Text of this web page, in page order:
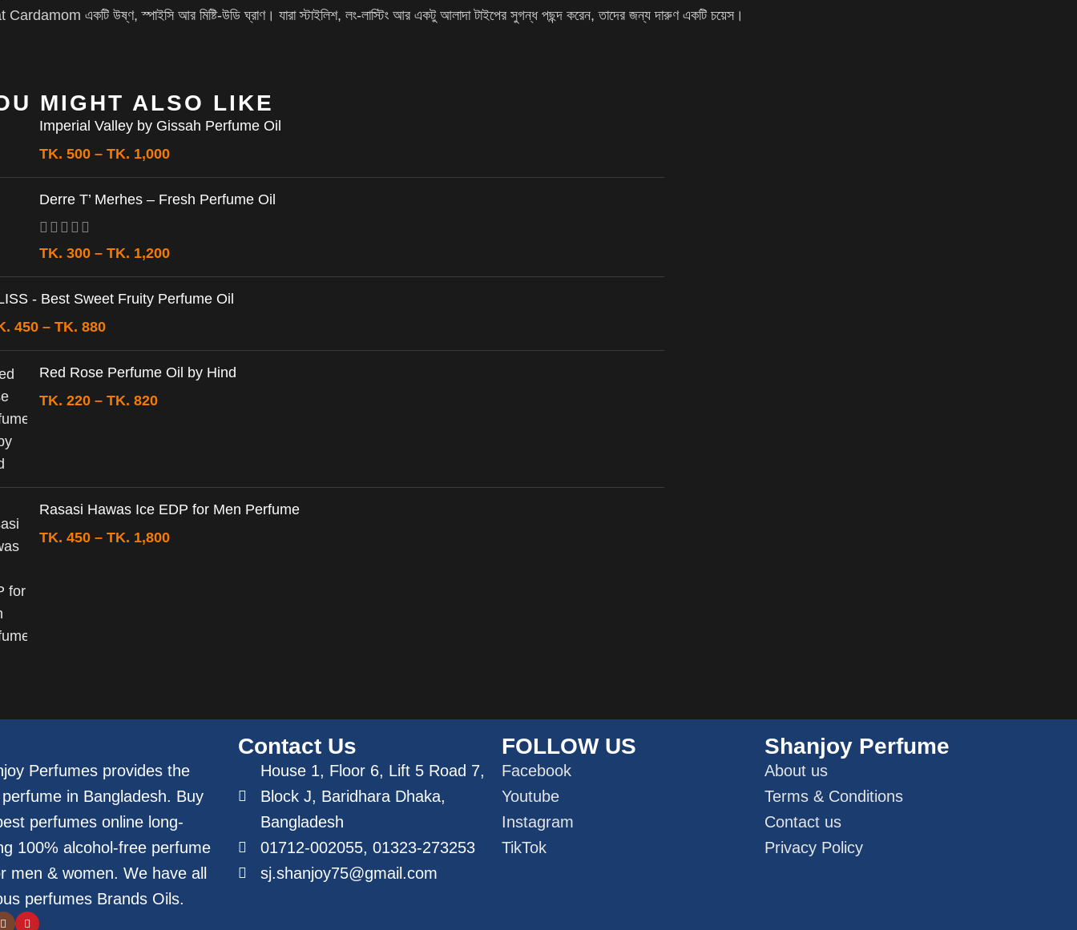
একটি উষ্ণ, স্পাইসি আর মিষ্টি-উডি ঘ্রাণ। যারা স্টাইলিশ, লং-লাস্টিং আর একটু আলাদা টাইপের সুগন্ধ পছন্দ করেন, তাদের জন্য দারুণ একটি চয়েস।
MIGHT ALSO LIKE
Imperial Valley by Gissah Perfume Oil
TK.500 – TK. 1,000
Derre T’ Merhes – Fresh Perfume Oil
TK.300 – TK. 1,200
- Best Sweet Fruity Perfume Oil
450 – TK.880
Red Rose Perfume Oil by Hind
TK.220 – TK.820
Rasasi Hawas Ice EDP for Men Perfume
TK.450 – TK. 1,800
Perfumes provides the
in Bangladesh. Buy
perfumes online long-
100% alcohol-free perfume
men & women. We have all
perfumes Brands Oils.
Contact Us
House 1, Floor 6, Lift 5 Road 7,
Block J, Baridhara Dhaka,
Bangladesh
01712-002055, 01323-273253
sj.shanjoy75@gmail.com
FOLLOW US
Facebook
Youtube
Instagram
TikTok
Shanjoy Perfume
About us
Terms & Conditions
Contact us
Privacy Policy